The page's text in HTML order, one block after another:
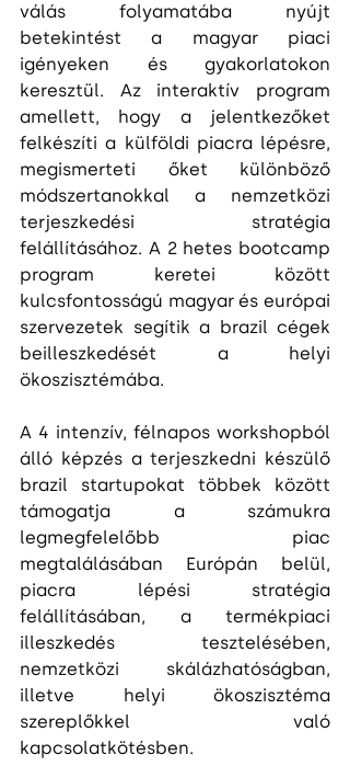
válás folyamatába nyújt
betekintést a magyar piaci
igényeken és gyakorlatokon
keresztül. Az interaktív program
amellett, hogy a jelentkezőket
felkészíti a külföldi piacra lépésre,
megismerteti őket különböző
módszertanokkal a nemzetközi
terjeszkedési stratégia
felállításához. A 2 hetes bootcamp
program keretei között
kulcsfontosságú magyar és európai
szervezetek segítik a brazil cégek
beilleszkedését a helyi
ökoszisztémába.
A 4 intenzív, félnapos workshopból
álló képzés a terjeszkedni készülő
brazil startupokat többek között
támogatja a számukra
legmegfelelőbb piac
megtalálásában Európán belül,
piacra lépési stratégia
felállításában, a termékpiaci
illeszkedés tesztelésében,
nemzetközi skálázhatóságban,
illetve helyi ökoszisztéma
szereplőkkel való
kapcsolatkötésben.